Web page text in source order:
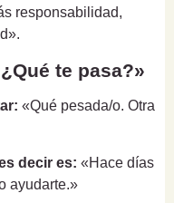
responsabilidad,
te pasa?»
«Qué pesada/o. Otra
decir es: «Hace días
ayudarte.»